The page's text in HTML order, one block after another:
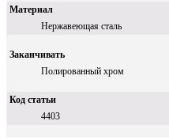
Материал
Нержавеющая сталь
Заканчивать
Полированный хром
Код статьи
4403